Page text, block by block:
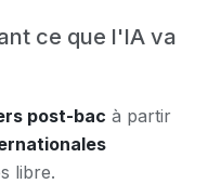
ce que l'IA va
post-bac à partir
libre.